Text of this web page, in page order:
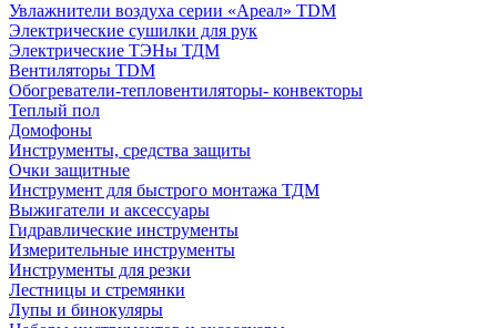
Увлажнители воздуха серии «Ареал» TDM
Электрические сушилки для рук
Электрические ТЭНы ТДМ
Вентиляторы TDM
Обогреватели-тепловентиляторы- конвекторы
Теплый пол
Домофоны
Инструменты, средства защиты
Очки защитные
Инструмент для быстрого монтажа ТДМ
Выжигатели и аксессуары
Гидравлические инструменты
Измерительные инструменты
Инструменты для резки
Лестницы и стремянки
Лупы и бинокуляры